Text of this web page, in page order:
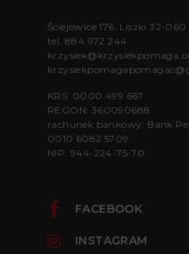
Ściejowice 176, Liszki 32-060
tel. 884 972 244
KRS: 0000 499 667
REGON: 360090688
rachunek bankowy: Bank
0010 6082 5709
NIP: 944-224-75-70
FACEBOOK
INSTAGRAM